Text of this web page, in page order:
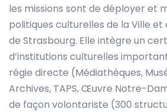
les missions sont de déployer et
politiques culturelles de la Ville et
de Strasbourg. Elle intègre un
d’institutions culturelles
régie directe (Médiathèques,
Archives, TAPS, Œuvre Notre-
de façon volontariste (300